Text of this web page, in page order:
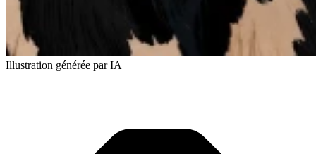
Illustration générée par IA